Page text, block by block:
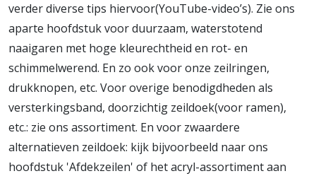
verder diverse tips hiervoor(YouTube-video’s). Zie ons
aparte hoofdstuk voor duurzaam, waterstotend
naaigaren met hoge kleurechtheid en rot- en
schimmelwerend. En zo ook voor onze zeilringen,
drukknopen, etc. Voor overige benodigdheden als
versterkingsband, doorzichtig zeildoek(voor ramen),
etc.: zie ons assortiment. En voor zwaardere
alternatieven zeildoek: kijk bijvoorbeeld naar ons
hoofdstuk 'Afdekzeilen' of het acryl-assortiment aan